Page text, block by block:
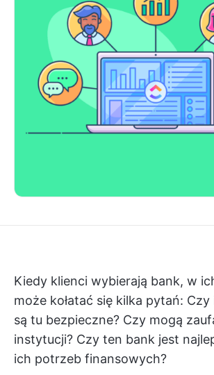
Kiedy klienci wybierają bank, w
może kołatać się kilka pytań:
są tu bezpieczne? Czy mogą
instytucji? Czy ten bank jest
ich potrzeb finansowych?